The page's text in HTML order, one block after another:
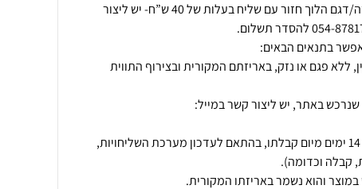
בזמני המשלוחים. החלפת מידה/דגם הלוך חזור עם שליח בעלות של 40 ש”ח- יש ליצור
ללא פגם או נזק, באריזתם המקורית ובצירוף התווית
באתר, יש ליצור קשר במייל:
החזרת המוצר תתאפשר בתוך 14 ימים מיום קבלתו, בהתאם לעדכון מערכת השליחויות,